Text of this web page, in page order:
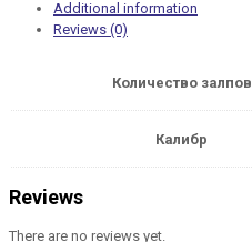
Additional information
Reviews (0)
Количество залпов
Калибр
Reviews
There are no reviews yet.